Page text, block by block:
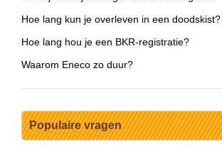
Hoe lang kun je overleven in een doodskist?
Hoe lang hou je een BKR-registratie?
Waarom Eneco zo duur?
Populaire vragen